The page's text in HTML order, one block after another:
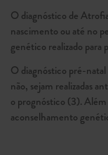
O diagnóstico de
nascimento ou até no
genético realizado para
O diagnóstico pré-
não, sejam realizadas
o prognóstico (3). Além
aconselhamento